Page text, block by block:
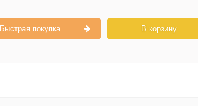
Быстрая покупка В корзину